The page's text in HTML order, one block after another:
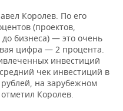
Королев. По его
(проектов,
бизнеса) — это очень
цифра — 2 процента.
инвестиций
чек инвестиций в
на зарубежном
Королев.